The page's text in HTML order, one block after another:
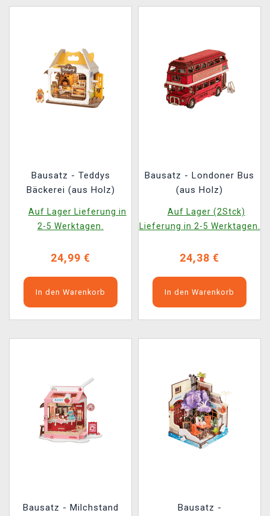
Bausatz - Teddys
Bäckerei (aus Holz)
Auf Lager Lieferung in
2-5 Werktagen.
24,99 €
In den Warenkorb
Bausatz - Londoner Bus
(aus Holz)
Auf Lager (2Stck)
Lieferung in 2-5 Werktagen.
24,38 €
In den Warenkorb
Bausatz - Milchstand
Bausatz -